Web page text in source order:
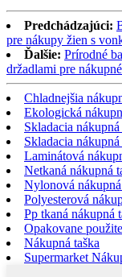
Predchádzajúci:
pre nákupy žien s
Ďalšie: Prírodné
držadlami pre
Chladnejšia
Ekologická
Skladacia nákupná
Skladacia nákupná
Laminátová
Netkaná nákupná
Nylonová nákupná
Polyesterová
Pp tkaná nákupná
Opakovane
Nákupná taška
Supermarket